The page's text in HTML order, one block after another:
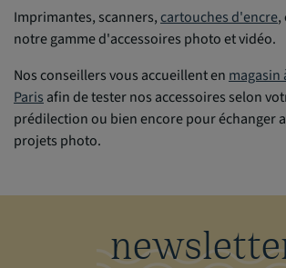
Imprimantes, scanners,cartouches d'encre,
notre gamme d'accessoires photo et vidéo.
Nos conseillers vous accueillent en magasin
Paris afin de tester nos accessoires selon
prédilection ou bien encore pour échanger
projets photo.